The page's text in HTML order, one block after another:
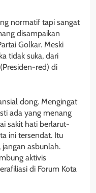
normatif tapi sangat
disampaikan
Golkar. Meski
tidak suka, dari
red) di
dong. Mengingat
ada yang menang
sakit hati berlarut-
ini tersendat. Itu
asbunlah.
aktivis
di Forum Kota